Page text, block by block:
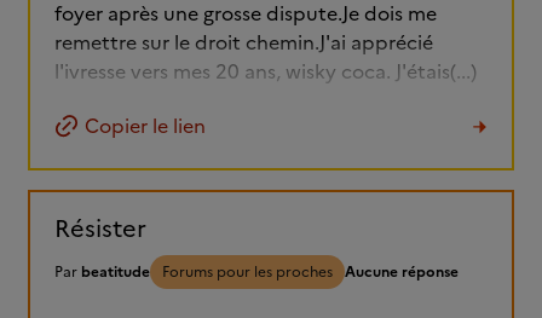
foyer après une grosse dispute.Je dois me
remettre sur le droit chemin.J'ai apprécié
l'ivresse vers mes 20 ans, wisky coca. J'étais(...)
Copier le lien
Résister
Par beatitude Forums pour les proches Aucune réponse